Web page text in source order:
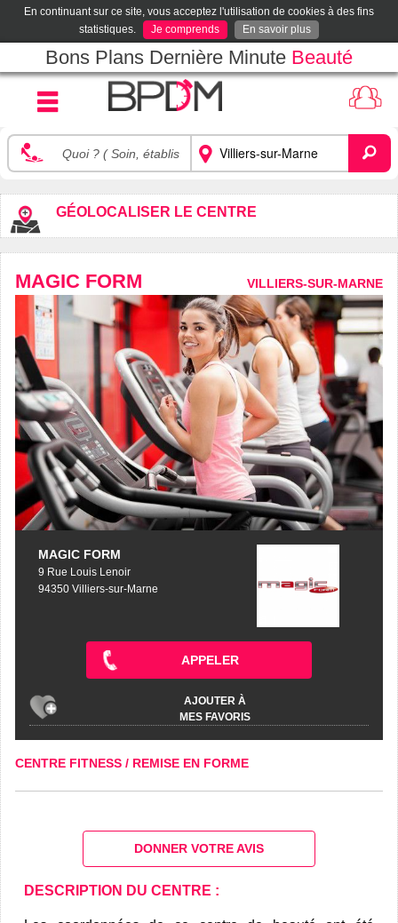
En continuant sur ce site, vous acceptez l'utilisation de cookies à des fins
statistiques.
Je comprends En savoir plus
Bons Plans Dernière Minute Beauté
GÉOLOCALISER LE CENTRE
MAGIC FORM VILLIERS-SUR-MARNE
MAGIC FORM
9 Rue Louis Lenoir
94350 Villiers-sur-Marne
APPELER
AJOUTER À
MES FAVORIS
CENTRE FITNESS / REMISE EN FORME
DONNER VOTRE AVIS
DESCRIPTION DU CENTRE :